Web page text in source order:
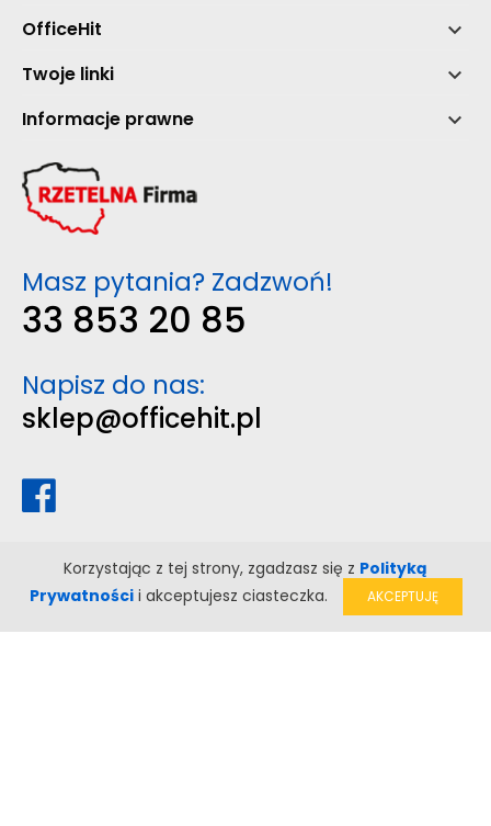
OfficeHit 
Twoje linki 
Informacje prawne 
Masz pytania? Zadzwoń!
33 853 20 85
Napisz do nas:
sklep@officehit.pl
Korzystając z tej strony, zgadzasz się z Polityką
Prywatnościi akceptujesz ciasteczka. AKCEPTUJĘ